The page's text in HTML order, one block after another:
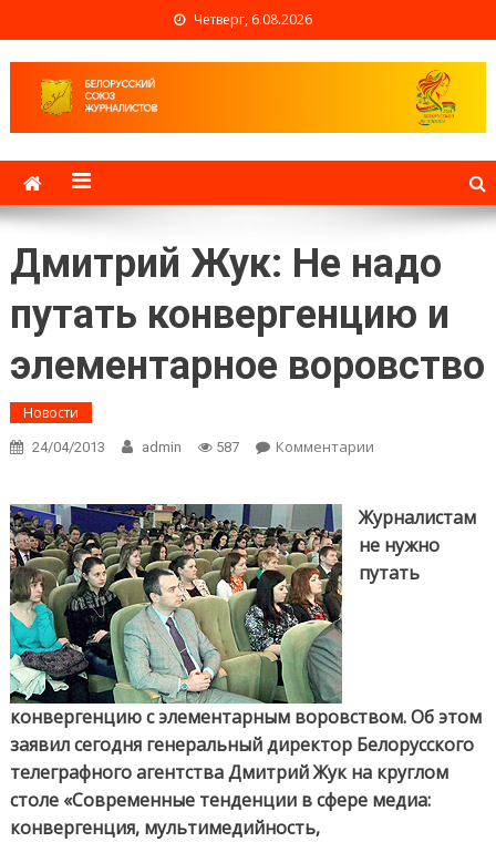
Четверг, 6.08.2026
Белорусский союз
журналистов
Дмитрий Жук: Не надо
путать конвергенцию и
элементарное воровство
Новости
24/04/2013 admin 587 Комментарии
конвергенцию
элементарное
воровство
Журналистам
не нужно
путать
конвергенцию с элементарным воровством. Об этом
заявил сегодня генеральный директор Белорусского
телеграфного агентства Дмитрий Жук на круглом
столе «Современные тенденции в сфере медиа:
конвергенция, мультимедийность,